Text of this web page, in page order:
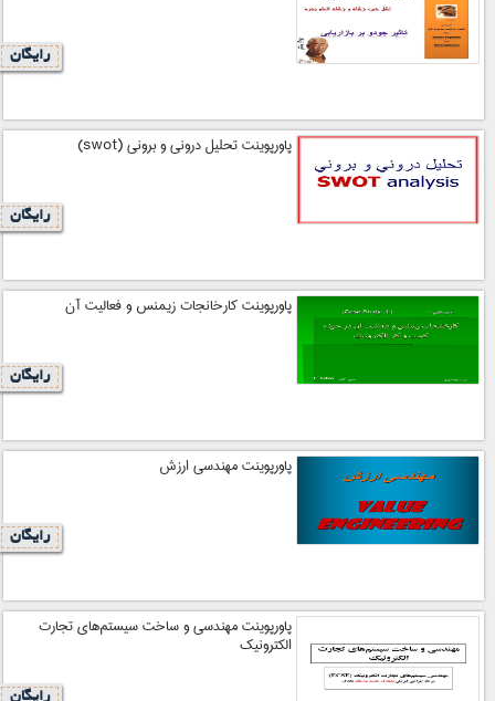
رایگان
پاورپوینت تحلیل درونی و برونی (swot)
رایگان
پاورپوینت كارخانجات زيمنس و فعاليت آن
رایگان
پاورپوینت مهندسی ارزش
رایگان
پاورپوینت مهندسي و ساخت سيستم‌هاي تجارت
الکترونيک
رایگان